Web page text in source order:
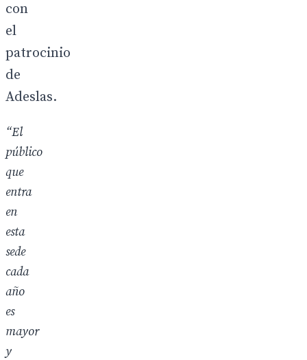
con
el
patrocinio
de
Adeslas.
“El
público
que
entra
en
esta
sede
cada
año
es
mayor
y